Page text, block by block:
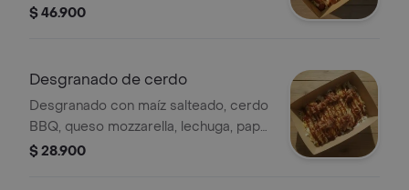
mozzarella, lechuga, papa ripio y salsa
$ 46.900
Desgranado de cerdo
Desgranado con maíz salteado, cerdo
BBQ, queso mozzarella, lechuga, papa
ripio y alioli.
$ 28.900